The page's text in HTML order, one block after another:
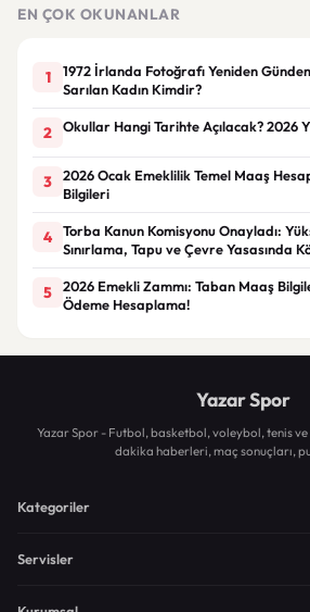
EN ÇOK OKUNANLAR
1
1972 İrlanda Fotoğrafı Yeniden
Sarılan Kadın Kimdir?
2 Okullar Hangi Tarihte Açılacak? 2026
3
2026 Ocak Emeklilik Temel Maaş
Bilgileri
4
Torba Kanun Komisyonu Onayladı:
Sınırlama, Tapu ve Çevre Yasasında
5
2026 Emekli Zammı: Taban Maaş
Ödeme Hesaplama!
Yazar Spor
Yazar Spor - Futbol, basketbol, voleybol, tenis
dakika haberleri, maç sonuçları,
Kategoriler
Servisler